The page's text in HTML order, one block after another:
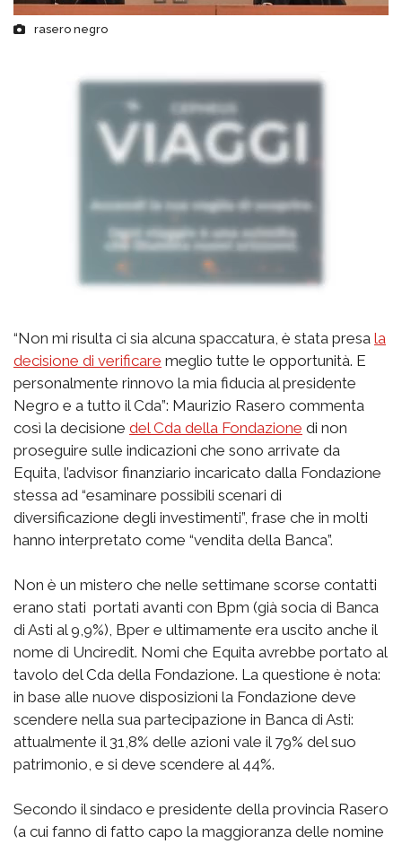
rasero negro
“Non mi risulta ci sia alcuna spaccatura, è stata presa la
decisione di verificare meglio tutte le opportunità. E
personalmente rinnovo la mia fiducia al presidente
Negro e a tutto il Cda”: Maurizio Rasero commenta
così la decisione del Cda della Fondazione di non
proseguire sulle indicazioni che sono arrivate da
Equita, l’advisor finanziario incaricato dalla Fondazione
stessa ad “esaminare possibili scenari di
diversificazione degli investimenti”, frase che in molti
hanno interpretato come “vendita della Banca”.
Non è un mistero che nelle settimane scorse contatti
erano stati portati avanti con Bpm (già socia di Banca
di Asti al 9,9%), Bper e ultimamente era uscito anche il
nome di Unciredit. Nomi che Equita avrebbe portato al
tavolo del Cda della Fondazione. La questione è nota:
in base alle nuove disposizioni la Fondazione deve
scendere nella sua partecipazione in Banca di Asti:
attualmente il 31,8% delle azioni vale il 79% del suo
patrimonio, e si deve scendere al 44%.
Secondo il sindaco e presidente della provincia Rasero
(a cui fanno di fatto capo la maggioranza delle nomine